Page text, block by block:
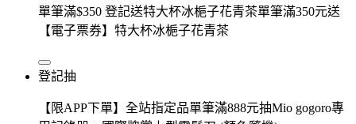
單筆滿$350 登記送特大杯冰梔子花青茶單筆滿350元送
【電子票券】特大杯冰梔子花青茶
登記抽
【限APP下單】全站指定品單筆滿888元抽Mio gogoro專